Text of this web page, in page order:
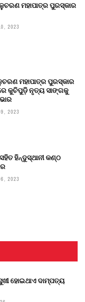
ମହାପାତ୍ର ପୁରସ୍କାର
2023
ମହାପାତ୍ର ପୁରସ୍କାର
କୁଚିପୁଡ଼ି ନୃତ୍ୟ ସାଙ୍ଗକୁ
2023
ହିନ୍ଦୁସ୍ଥାନୀ କଣ୍ଠ
2023
ହୋଇଥାଏ ଦାମ୍ପତ୍ୟ